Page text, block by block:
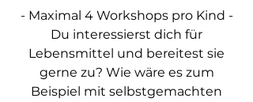
- Maximal 4 Workshops pro Kind -
Du interessierst dich für
Lebensmittel und bereitest sie
gerne zu? Wie wäre es zum
Beispiel mit selbstgemachten